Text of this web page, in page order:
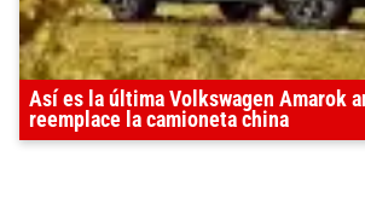
Así es la última Volkswagen Amarok
reemplace la camioneta china